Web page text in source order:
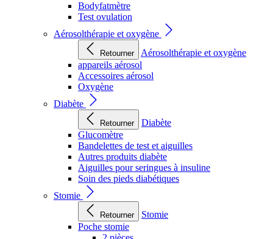
Bodyfatmètre
Test ovulation
Aérosolthérapie et oxygène
Retourner
Aérosolthérapie et oxygène
appareils aérosol
Accessoires aérosol
Oxygène
Diabète
Retourner
Diabète
Glucomètre
Bandelettes de test et aiguilles
Autres produits diabète
Aiguilles pour seringues à insuline
Soin des pieds diabétiques
Stomie
Retourner
Stomie
Poche stomie